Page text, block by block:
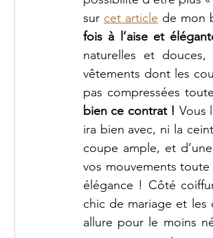
sur cet article de mon
fois à l’aise et
naturelles et
vêtements dont les
pas compressées
bien ce contrat ! Vous
ira bien avec, ni la
coupe ample, et
vos mouvements
élégance ! Côté
chic de mariage et les
allure pour le moins